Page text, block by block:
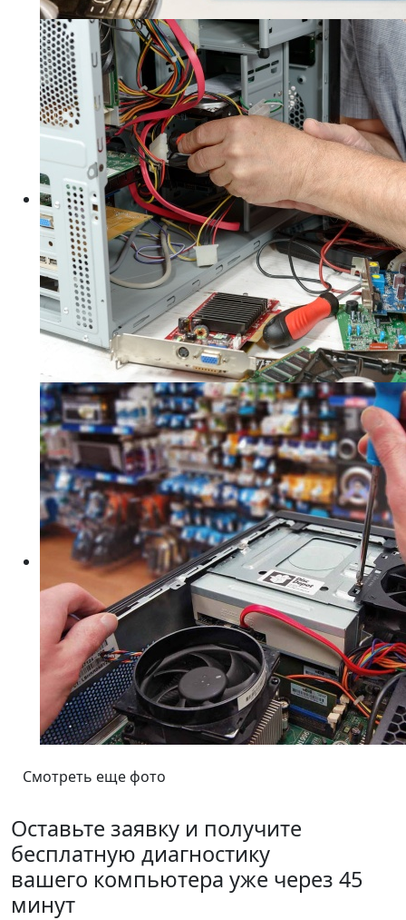
Смотреть еще фото
Оставьте заявку и получите
бесплатную диагностику
вашего компьютера уже через 45
минут